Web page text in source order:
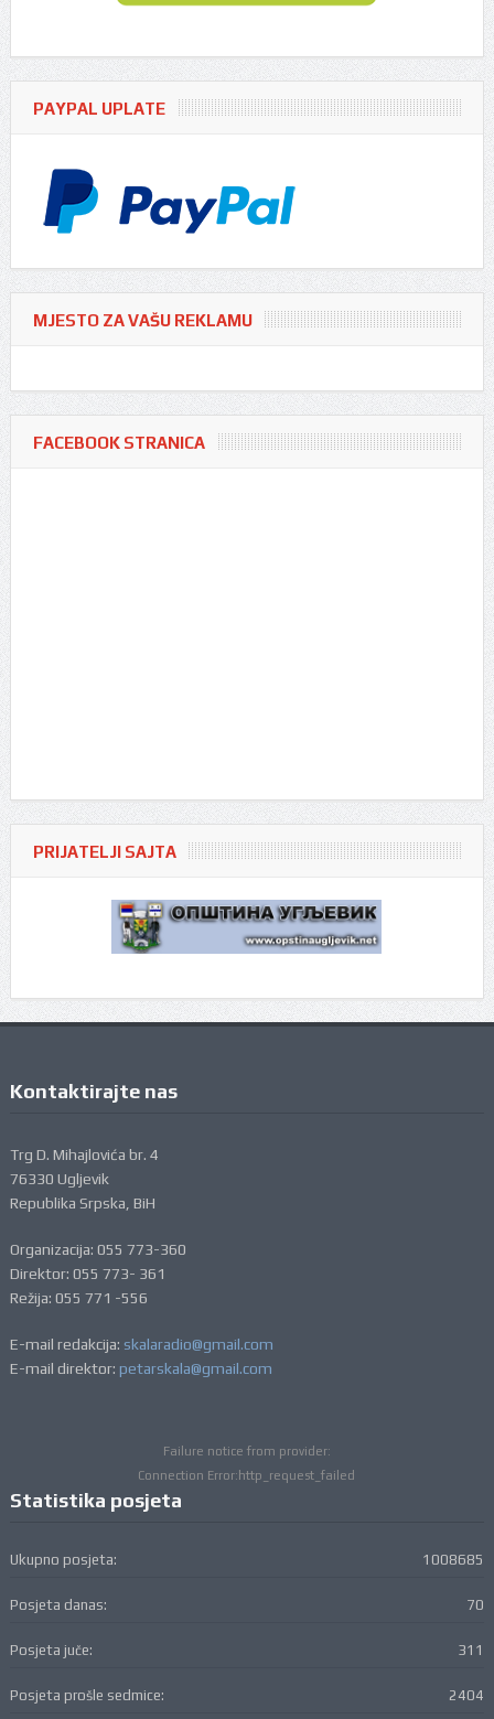
PAYPAL UPLATE
MJESTO ZA VAŠU REKLAMU
FACEBOOK STRANICA
PRIJATELJI SAJTA
Kontaktirajte nas
Trg D. Mihajlovića br. 4
76330 Ugljevik
Republika Srpska, BiH
Organizacija: 055 773-360
Direktor: 055 773- 361
Režija: 055 771 -556
E-mail redakcija: skalaradio@gmail.com
E-mail direktor: petarskala@gmail.com
Failure notice from provider:
Connection Error:http_request_failed
Statistika posjeta
1008685
Ukupno posjeta:
70
Posjeta danas:
311
Posjeta juče:
2404
Posjeta prošle sedmice: